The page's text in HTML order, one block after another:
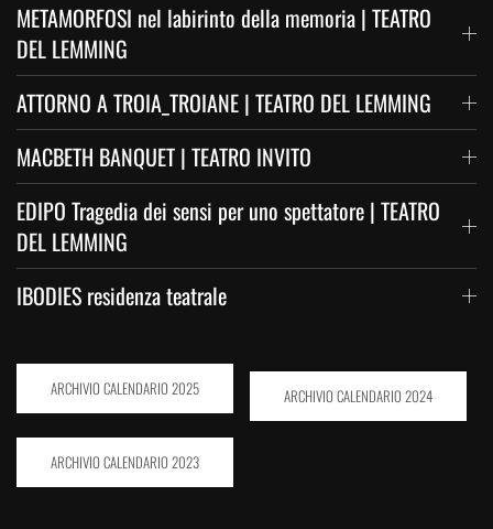
METAMORFOSI nel labirinto della memoria | TEATRO
DEL LEMMING
ATTORNO A TROIA_TROIANE | TEATRO DEL LEMMING
MACBETH BANQUET | TEATRO INVITO
EDIPO Tragedia dei sensi per uno spettatore | TEATRO
DEL LEMMING
IBODIES residenza teatrale
ARCHIVIO CALENDARIO 2025 ARCHIVIO CALENDARIO 2024
ARCHIVIO CALENDARIO 2023